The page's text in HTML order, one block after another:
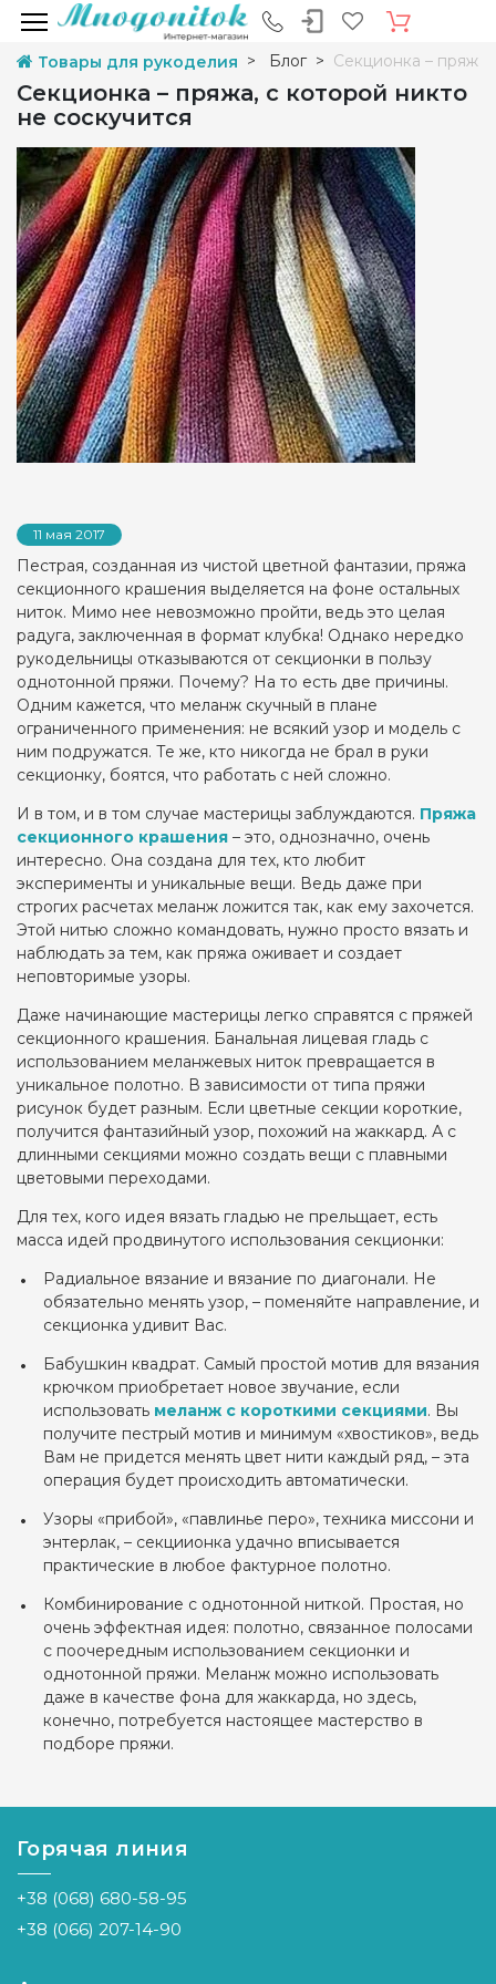
Товары для рукоделия Блог Секционка – пряжа,
Секционка – пряжа, с которой никто
не соскучится
11 мая 2017
Пестрая, созданная из чистой цветной фантазии, пряжа
секционного крашения выделяется на фоне остальных
ниток. Мимо нее невозможно пройти, ведь это целая
радуга, заключенная в формат клубка! Однако нередко
рукодельницы отказываются от секционки в пользу
однотонной пряжи. Почему? На то есть две причины.
Одним кажется, что меланж скучный в плане
ограниченного применения: не всякий узор и модель с
ним подружатся. Те же, кто никогда не брал в руки
секционку, боятся, что работать с ней сложно.
И в том, и в том случае мастерицы заблуждаются. Пряжа
секционного крашения – это, однозначно, очень
интересно. Она создана для тех, кто любит
эксперименты и уникальные вещи. Ведь даже при
строгих расчетах меланж ложится так, как ему захочется.
Этой нитью сложно командовать, нужно просто вязать и
наблюдать за тем, как пряжа оживает и создает
неповторимые узоры.
Даже начинающие мастерицы легко справятся с пряжей
секционного крашения. Банальная лицевая гладь с
использованием меланжевых ниток превращается в
уникальное полотно. В зависимости от типа пряжи
рисунок будет разным. Если цветные секции короткие,
получится фантазийный узор, похожий на жаккард. А с
длинными секциями можно создать вещи с плавными
цветовыми переходами.
Для тех, кого идея вязать гладью не прельщает, есть
масса идей продвинутого использования секционки:
Радиальное вязание и вязание по диагонали. Не
обязательно менять узор, – поменяйте направление, и
секционка удивит Вас.
Бабушкин квадрат. Самый простой мотив для вязания
крючком приобретает новое звучание, если
использовать меланж с короткими секциями. Вы
получите пестрый мотив и минимум «хвостиков», ведь
Вам не придется менять цвет нити каждый ряд, – эта
операция будет происходить автоматически.
Узоры «прибой», «павлинье перо», техника миссони и
энтерлак, – секциионка удачно вписывается
практические в любое фактурное полотно.
Комбинирование с однотонной ниткой. Простая, но
очень эффектная идея: полотно, связанное полосами
с поочередным использованием секционки и
однотонной пряжи. Меланж можно использовать
даже в качестве фона для жаккарда, но здесь,
конечно, потребуется настоящее мастерство в
подборе пряжи.
Горячая линия
+38 (068) 680-58-95
+38 (066) 207-14-90